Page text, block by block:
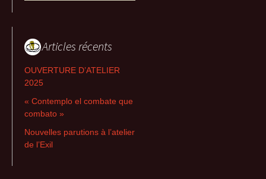
Articles récents
OUVERTURE D’ATELIER
2025
« Contemplo el combate que
combato »
Nouvelles parutions à l’atelier
de l’Exil